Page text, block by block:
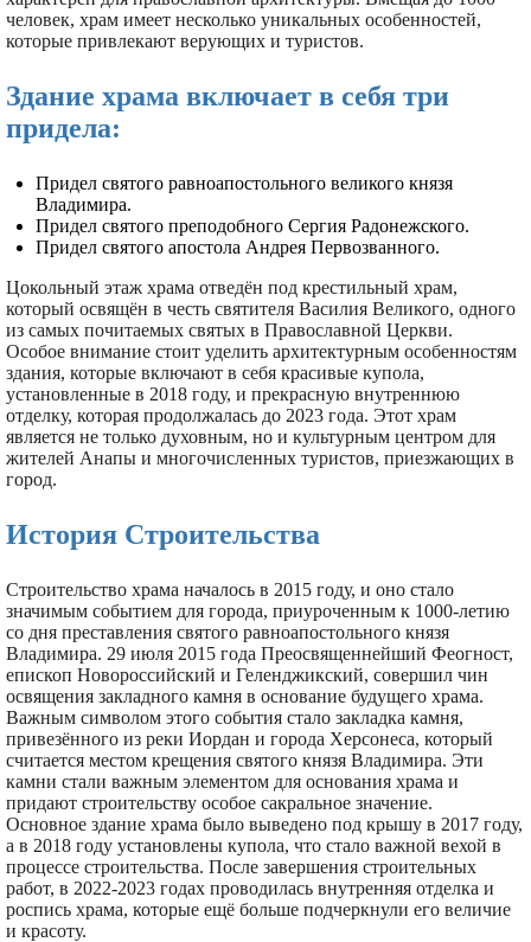
человек, храм имеет несколько уникальных особенностей,
которые привлекают верующих и туристов.
Здание храма включает в себя три
придела:
Придел святого равноапостольного великого князя
Владимира.
Придел святого преподобного Сергия Радонежского.
Придел святого апостола Андрея Первозванного.
Цокольный этаж храма отведён под крестильный храм,
который освящён в честь святителя Василия Великого, одного
из самых почитаемых святых в Православной Церкви.
Особое внимание стоит уделить архитектурным особенностям
здания, которые включают в себя красивые купола,
установленные в 2018 году, и прекрасную внутреннюю
отделку, которая продолжалась до 2023 года. Этот храм
является не только духовным, но и культурным центром для
жителей Анапы и многочисленных туристов, приезжающих в
город.
История Строительства
Строительство храма началось в 2015 году, и оно стало
значимым событием для города, приуроченным к 1000-летию
со дня преставления святого равноапостольного князя
Владимира. 29 июля 2015 года Преосвященнейший Феогност,
епископ Новороссийский и Геленджикский, совершил чин
освящения закладного камня в основание будущего храма.
Важным символом этого события стало закладка камня,
привезённого из реки Иордан и города Херсонеса, который
считается местом крещения святого князя Владимира. Эти
камни стали важным элементом для основания храма и
придают строительству особое сакральное значение.
Основное здание храма было выведено под крышу в 2017 году,
а в 2018 году установлены купола, что стало важной вехой в
процессе строительства. После завершения строительных
работ, в 2022-2023 годах проводилась внутренняя отделка и
роспись храма, которые ещё больше подчеркнули его величие
и красоту.